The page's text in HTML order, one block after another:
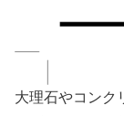
大理石やコンク